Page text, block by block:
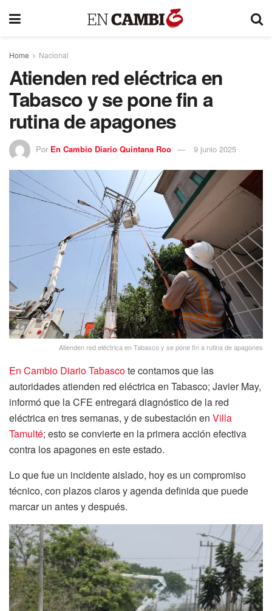
Home Nacional
Atienden red eléctrica en
Tabasco y se pone fin a
rutina de apagones
Por En Cambio Diario Quintana Roo 9 junio 2025
Atienden red eléctrica en Tabasco y se pone fin a rutina de apagones
En Cambio Diario Tabascote contamos que las
autoridades atienden red eléctrica en Tabasco; Javier May,
informó que la CFE entregará diagnóstico de la red
eléctrica en tres semanas, y de subestación en Villa
Tamulté; esto se convierte en la primera acción efectiva
contra los apagones en este estado.
Lo que fue un incidente aislado, hoy es un compromiso
técnico, con plazos claros y agenda definida que puede
marcar un antes y después.